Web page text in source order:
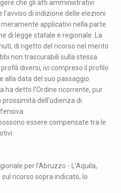
che gli atti amministrativi
di indizione delle elezioni
applicativi nella parte
di legge statale e regionale. La
di rigetto del ricorso nel merito
non trascurabili sulla stessa
diversi, ivi compreso il profilo
alla data del suo passaggio
ha detto l’Ordine ricorrente, pur
dell’udienza di
essere compensate tra le
per l’Abruzzo - L’Aquila,
ricorso sopra indicato, lo